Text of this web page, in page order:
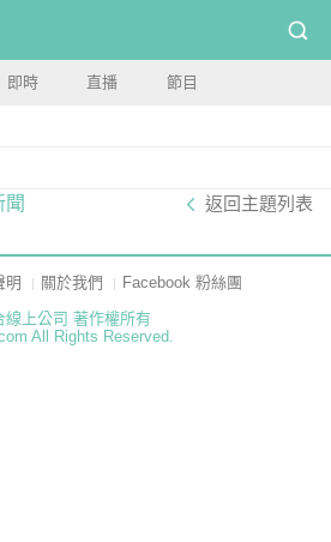
即時 直播 節目
聞 返回主題列表
明 關於我們
Facebook 粉絲團
線上公司 著作權所有
All Rights Reserved.